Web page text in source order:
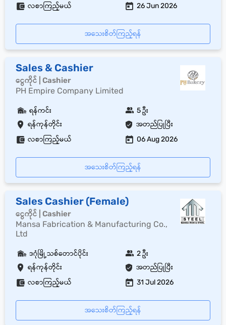
လစာကြည့်မယ် 26 Jun 2026
အသေးစိတ်ကြည့်ရန်
Sales & Cashier
ငွေကိုင် | Cashier
PH Empire Company Limited
ရန်ကုန်တိုင်း အတည်ပြုပြီး
ရန်ကင်း 5 ဦး
လစာကြည့်မယ် 06 Aug 2026
အသေးစိတ်ကြည့်ရန်
Sales Cashier (Female)
ငွေကိုင် | Cashier
Mansa Fabrication & Manufacturing Co.,
Ltd
ရန်ကုန်တိုင်း အတည်ပြုပြီး
ဒဂုံမြို့သစ်တောင်ပိုင်း 2 ဦး
လစာကြည့်မယ် 31 Jul 2026
အသေးစိတ်ကြည့်ရန်